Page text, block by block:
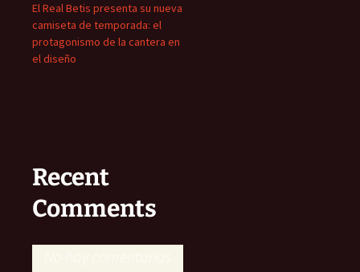
El Real Betis presenta su nueva
camiseta de temporada: el
protagonismo de la cantera en
el diseño
Recent
Comments